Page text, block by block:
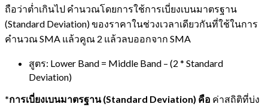
ถือว่าต่ำเกินไป คำนวณโดยการใช้การเบี่ยงเบนมาตรฐาน
(Standard Deviation) ของราคาในช่วงเวลาเดียวกันที่ใช้ในการ
คำนวณ SMA แล้วคูณ 2 แล้วลบออกจาก SMA
สูตร: Lower Band = Middle Band – (2 * Standard
Deviation)
*การเบี่ยงเบนมาตรฐาน (Standard Deviation) คือ ค่าสถิติที่บ่ง